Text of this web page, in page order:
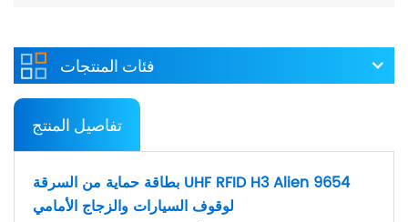
فئات المنتجات
تفاصيل المنتج
بطاقة حماية من السرقة UHF RFID H3 Alien 9654
لوقوف السيارات والزجاج الأمامي